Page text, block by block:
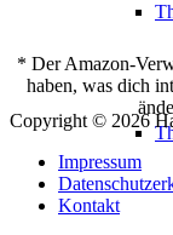
* Der Amazon-
haben, was dich
Copyright © 2026
Impressum
Kontakt